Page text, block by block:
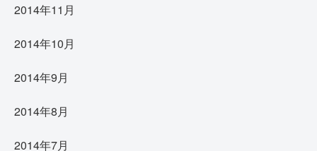
2014年11月
2014年10月
2014年9月
2014年8月
2014年7月